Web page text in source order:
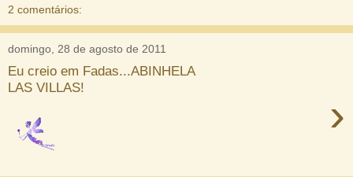
2 comentários:
domingo, 28 de agosto de 2011
Eu creio em Fadas...ABINHELA
LAS VILLAS!
›